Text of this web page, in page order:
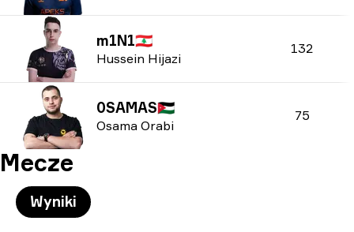
m1N1🇱🇧
Hussein Hijazi
132
0SAMAS🇯🇴
Osama Orabi
75
Mecze
Wyniki